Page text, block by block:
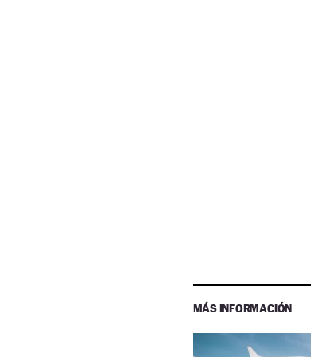
MÁS INFORMACIÓN